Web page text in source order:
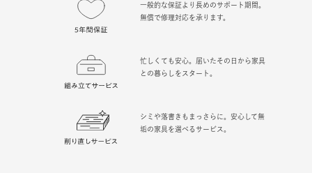
一般的な保証より長めのサポート期間。
無償で修理対応を承ります。
忙しくても安心。届いたその日から家具
との暮らしをスタート。
シミや落書きもまっさらに。安心して無
垢の家具を選べるサービス。